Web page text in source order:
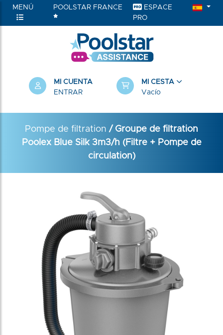
MENÚ POOLSTAR FRANCE
ESPACE
PRO
MI CUENTA
ENTRAR
MI CESTA
Vacío
Pompe de filtration / Groupe de filtration
Poolex Blue Silk 3m3/h (Filtre + Pompe de
circulation)